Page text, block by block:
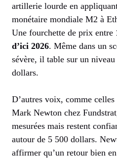
artillerie lourde en
monétaire mondiale M2 à
Une fourchette de prix entre
d’ici 2026. Même dans un
sévère, il table sur un
dollars.
D’autres voix, comme
Mark Newton chez
mesurées mais restent
autour de 5 500 dollars.
affirmer qu’un retour bien